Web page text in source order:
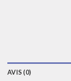
AVIS (0)